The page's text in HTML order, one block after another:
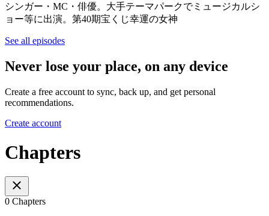
シンガー・MC・俳優。大手テーマパークでミュージカルシ
ョー等に出演。第40期宝くじ幸運の女神
See all episodes
Never lose your place, on any device
Create a free account to sync, back up, and get personal
recommendations.
Create account
Chapters
0 Chapters